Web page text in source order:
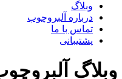
وبلاگ
درباره آلبروچوب
تماس با ما
پشتیبانی
وبلاگ